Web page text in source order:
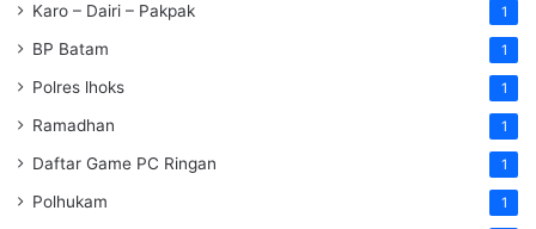
Karo – Dairi – Pakpak 1
BP Batam 1
Polres lhoks 1
Ramadhan 1
Daftar Game PC Ringan 1
Polhukam 1